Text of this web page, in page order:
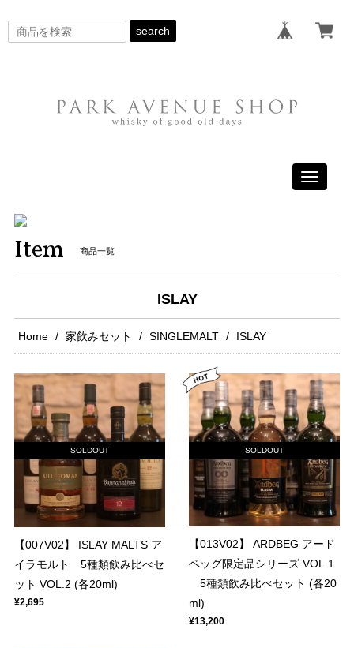
search
Toggle
Item 商品一覧
ISLAY
Home 家飲みセット SINGLEMALT ISLAY
SOLDOUT
【007V02】 ISLAY MALTS ア
イラモルト 5種類飲み比べセ
ット VOL.2 (各20ml)
¥2,695
SOLDOUT
【013V02】 ARDBEG アード
ベッグ限定品シリーズ VOL.1
5種類飲み比べセット (各20
ml)
¥13,200